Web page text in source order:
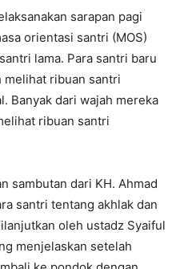
sarapan pagi
orientasi santri (MOS)
lama. Para santri baru
melihat ribuan santri
Banyak dari wajah mereka
ribuan santri
sambutan dari KH. Ahmad
santri tentang akhlak dan
oleh ustadz Syaiful
menjelaskan setelah